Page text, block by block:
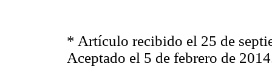
* Artículo recibido el 25 de
Aceptado el 5 de febrero de